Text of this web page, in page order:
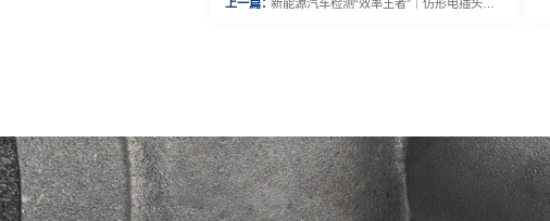
上一篇：新能源汽车检测“效率王者”｜仿形电插头，